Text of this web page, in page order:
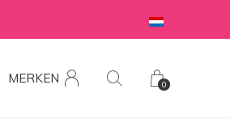
MERKEN 0